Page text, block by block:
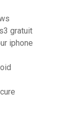
gratuit
iphone